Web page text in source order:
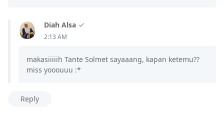
Diah Alsa
2:13 AM
makasiiiiih Tante Solmet sayaaang, kapan ketemu??
miss yooouuu :*
Reply